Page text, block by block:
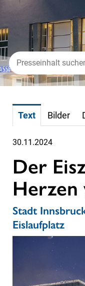
Text Bilder
30.11.2024
Der
Herzen
Stadt
Eislaufplatz